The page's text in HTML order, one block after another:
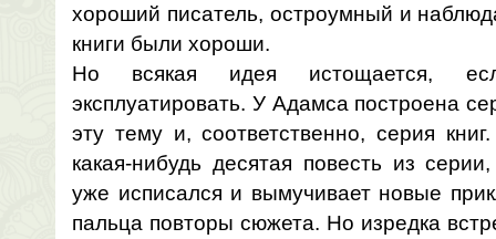
хороший писатель, остроумный и
книги были хороши.
Но всякая идея истощается,
эксплуатировать. У Адамса построена
эту тему и, соответственно, серия
какая-нибудь десятая повесть из
уже исписался и вымучивает новые
пальца повторы сюжета. Но изредка